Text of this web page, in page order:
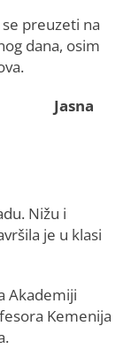
preuzeti na
dana, osim
Jasna
Nižu i
je u klasi
Akademiji
Kemenija